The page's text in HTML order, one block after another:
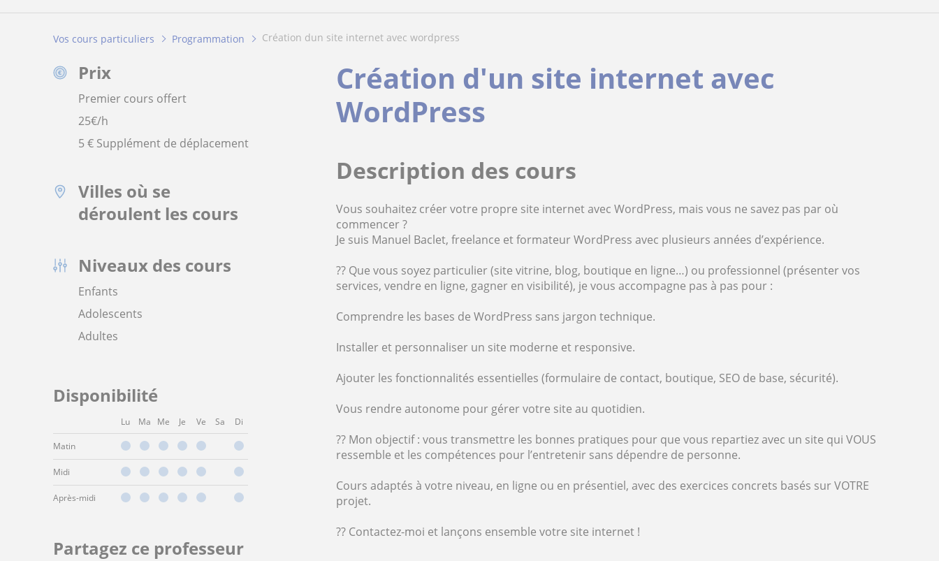
Vos cours particuliers Programmation création dun site internet avec wordpress
Prix
Premier cours offert
25€/h
5 € Supplément de déplacement
Villes où se
déroulent les cours
Niveaux des cours
Enfants
Adolescents
Adultes
Disponibilité
Lu Ma Me Je Ve Sa Di
Matin
Midi
Après-midi
Partagez ce professeur
Création d'un site internet avec
WordPress
Description des cours
Vous souhaitez créer votre propre site internet avec WordPress, mais vous ne savez pas par où
commencer ?
Je suis Manuel Baclet, freelance et formateur WordPress avec plusieurs années d’expérience.
?? Que vous soyez particulier (site vitrine, blog, boutique en ligne…) ou professionnel (présenter vos
services, vendre en ligne, gagner en visibilité), je vous accompagne pas à pas pour :
Comprendre les bases de WordPress sans jargon technique.
Installer et personnaliser un site moderne et responsive.
Ajouter les fonctionnalités essentielles (formulaire de contact, boutique, SEO de base, sécurité).
Vous rendre autonome pour gérer votre site au quotidien.
?? Mon objectif : vous transmettre les bonnes pratiques pour que vous repartiez avec un site qui VOUS
ressemble et les compétences pour l’entretenir sans dépendre de personne.
Cours adaptés à votre niveau, en ligne ou en présentiel, avec des exercices concrets basés sur VOTRE
projet.
?? Contactez-moi et lançons ensemble votre site internet !